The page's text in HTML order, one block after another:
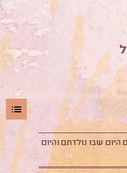
שבו נולדתם והיום